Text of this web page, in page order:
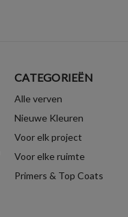
CATEGORIEËN
Alle verven
Nieuwe Kleuren
Voor elk project
Voor elke ruimte
Primers & Top Coats